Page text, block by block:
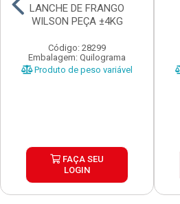
LANCHE DE FRANGO
WILSON PEÇA ±4KG
Código: 28299
Embalagem: Quilograma
Produto de peso variável
FAÇA SEU
LOGIN